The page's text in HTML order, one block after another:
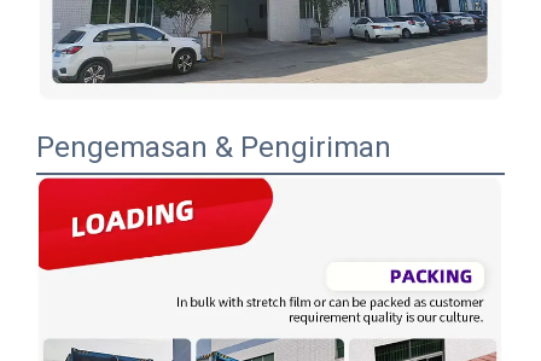
Pengemasan & Pengiriman